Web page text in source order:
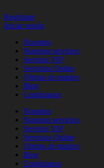
Regístrate
Iniciar sesión
Nosotros
Nuestros servicios
Servicio VIP
Servicios Online
Ofertas de empleo
Blog
Contáctanos
Nosotros
Nuestros servicios
Servicio VIP
Servicios Online
Ofertas de empleo
Blog
Contáctanos